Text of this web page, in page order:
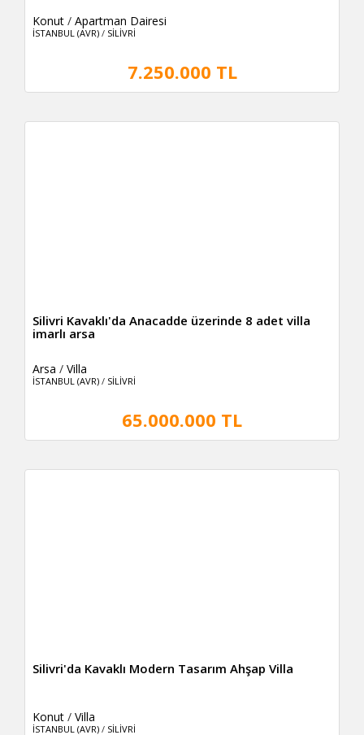
Konut / Apartman Dairesi
İSTANBUL (AVR) / SİLİVRİ
7.250.000 TL
Silivri Kavaklı'da Anacadde üzerinde 8 adet villa
imarlı arsa
Arsa / Villa
İSTANBUL (AVR) / SİLİVRİ
65.000.000 TL
Silivri'da Kavaklı Modern Tasarım Ahşap Villa
Konut / Villa
İSTANBUL (AVR) / SİLİVRİ